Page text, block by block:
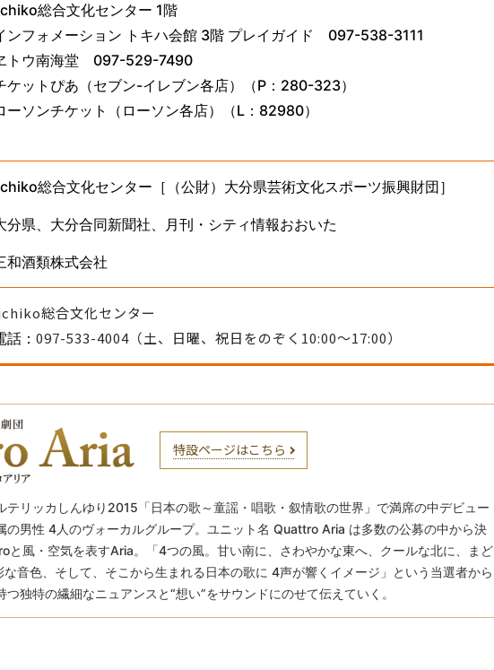
総合文化センター 1階
ンフォメーション トキハ会館 3階 プレイガイド 097-538-3111
トウ南海堂 097-529-7490
ケットぴあ（セブン-イレブン各店）（P：280-323）
ーソンチケット（ローソン各店）（L：82980）
総合文化センター［（公財）大分県芸術文化スポーツ振興財団］
分県、大分合同新聞社、月刊・シティ情報おおいた
和酒類株式会社
総合文化センター
話： 097-533-4004（土、日曜、祝日をのぞく10:00～17:00）
特設ページはこちら
テリッカしんゆり2015「日本の歌～童謡・唱歌・叙情歌の世界」で満席の中デビュー
の男性 4人のヴォーカルグループ。ユニット名 Quattro Aria は多数の公募の中から決
と風・空気を表すAria。「4つの風。甘い南に、さわやかな東へ、クールな北に、まど
音色、そして、そこから生まれる日本の歌に 4声が響くイメージ」という当選者から
独特の繊細なニュアンスと“想い”をサウンドにのせて伝えていく。